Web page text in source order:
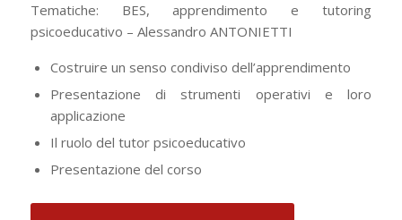
Tematiche: BES, apprendimento e tutoring
psicoeducativo – Alessandro ANTONIETTI
Costruire un senso condiviso dell’apprendimento
Presentazione di strumenti operativi e loro
applicazione
Il ruolo del tutor psicoeducativo
Presentazione del corso